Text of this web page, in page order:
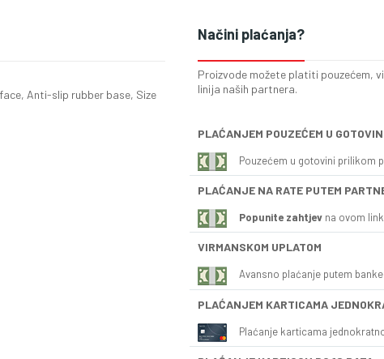
Anti-slip rubber base, Size
Načini plaćanja?
Proizvode možete platiti pouzećem,
linija naših partnera.
PLAĆANJEM POUZEĆEM U
Pouzećem u gotovini prilikom
PLAĆANJE NA RATE PUTEM
Popunite zahtjev na ovom
VIRMANSKOM UPLATOM
Avansno plaćanje putem
PLAĆANJEM KARTICAMA
Plaćanje karticama